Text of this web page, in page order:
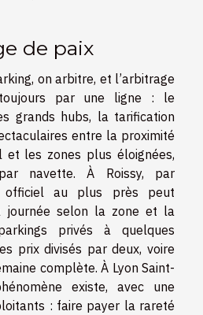
de paix
on arbitre, et l’arbitrage
par une ligne : le
grands hubs, la tarification
entre la proximité
et les zones plus éloignées,
navette. À Roissy, par
officiel au plus près peut
journée selon la zone et la
privés à quelques
prix divisés par deux, voire
complète. À Lyon Saint-
existe, avec une
: faire payer la rareté